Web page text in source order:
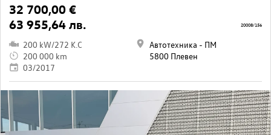
32 700,00 €
63 955,64 лв.
200 kW/272 K.C
200 000 km
03/2017
Автотехника - ПМ
5800 Плевен
20008/156